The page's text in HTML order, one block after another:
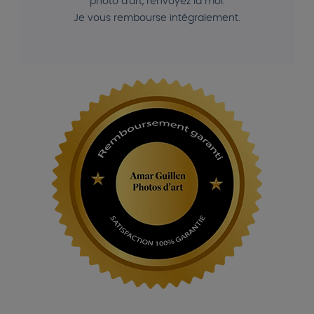
Je vous rembourse intégralement.